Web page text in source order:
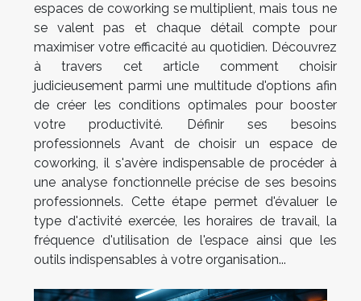
espaces de coworking se multiplient, mais tous ne
se valent pas et chaque détail compte pour
maximiser votre efficacité au quotidien. Découvrez
à travers cet article comment choisir
judicieusement parmi une multitude d'options afin
de créer les conditions optimales pour booster
votre productivité. Définir ses besoins
professionnels Avant de choisir un espace de
coworking, il s'avère indispensable de procéder à
une analyse fonctionnelle précise de ses besoins
professionnels. Cette étape permet d'évaluer le
type d'activité exercée, les horaires de travail, la
fréquence d'utilisation de l'espace ainsi que les
outils indispensables à votre organisation...